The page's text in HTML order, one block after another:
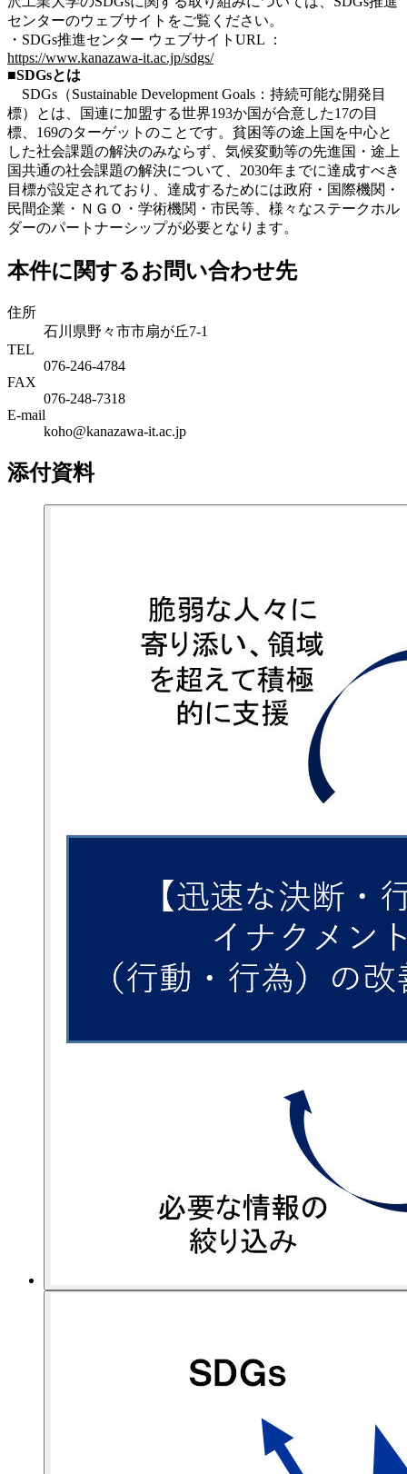
センターのウェブサイトをご覧ください。
・SDGs推進センター ウェブサイトURL ：
https://www.kanazawa-it.ac.jp/sdgs/
■SDGsとは
SDGs（Sustainable Development Goals：持続可能な開発目
標）とは、国連に加盟する世界193か国が合意した17の目
標、169のターゲットのことです。貧困等の途上国を中心と
した社会課題の解決のみならず、気候変動等の先進国・途上
国共通の社会課題の解決について、2030年までに達成すべき
目標が設定されており、達成するためには政府・国際機関・
民間企業・ＮＧＯ・学術機関・市民等、様々なステークホル
ダーのパートナーシップが必要となります。
本件に関するお問い合わせ先
住所
石川県野々市市扇が丘7-1
TEL
076-246-4784
FAX
076-248-7318
E-mail
koho@kanazawa-it.ac.jp
添付資料